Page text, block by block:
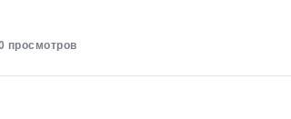
просмотров